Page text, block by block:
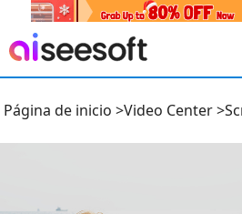
Página de inicio >Video Center>